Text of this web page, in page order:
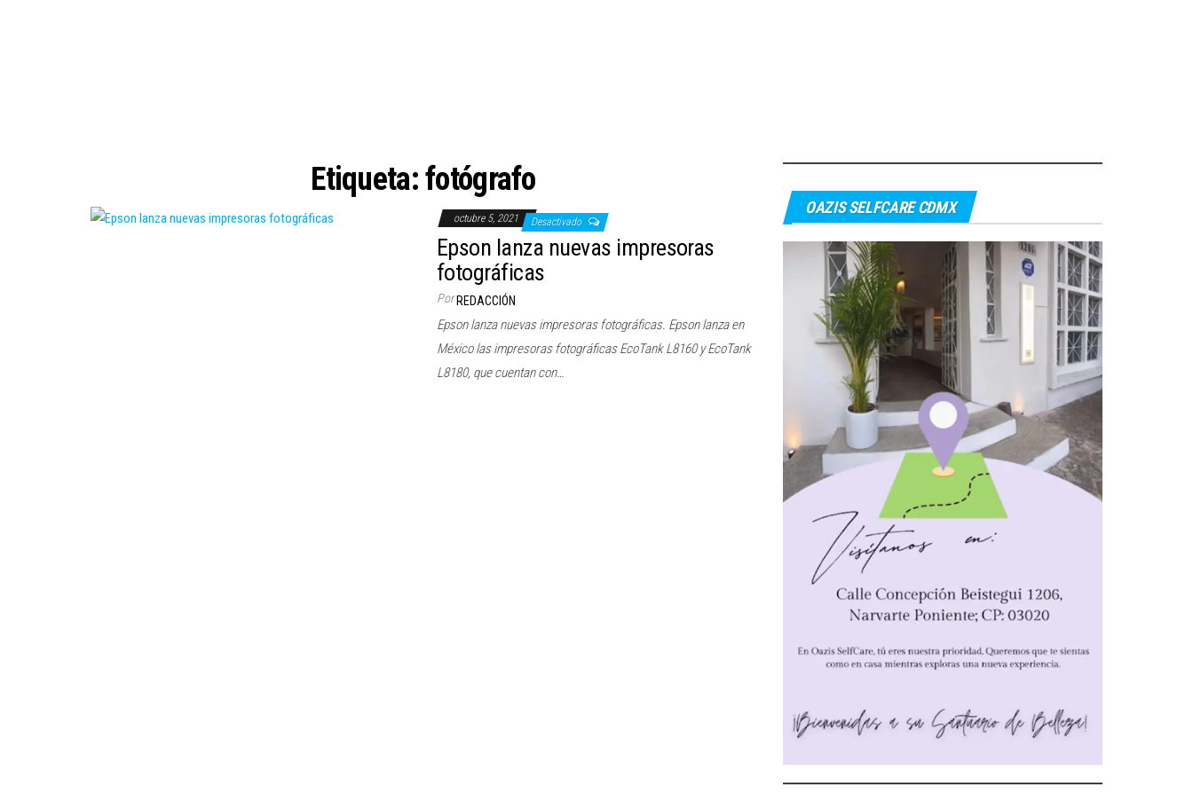
Etiqueta:fotógrafo
octubre 5, 2021 Desactivado
Epson lanza nuevas impresoras
fotográficas
Por REDACCIÓN
Epson lanza nuevas impresoras fotográficas. Epson lanza en
México las impresoras fotográficas EcoTank L8160 y EcoTank
L8180, que cuentan con…
OAZIS SELFCARE CDMX